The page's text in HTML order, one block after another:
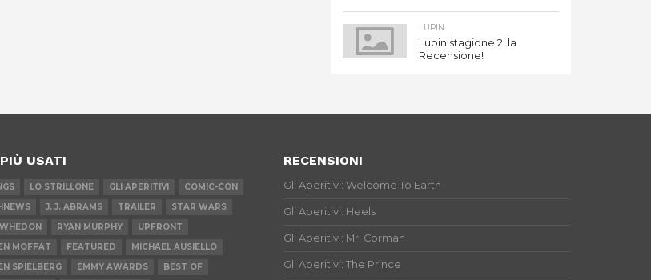
LUPIN
Lupin stagione 2: la
Recensione!
USATI
LO STRILLONE GLI APERITIVI
COMIC-CON
J. J. ABRAMS TRAILER
STAR WARS
RYAN MURPHY
UPFRONT
MOFFAT
FEATURED
MICHAEL AUSIELLO
SPIELBERG
EMMY AWARDS BEST OF
RECENSIONI
Gli Aperitivi: Welcome To Earth
Gli Aperitivi: Heels
Gli Aperitivi: Mr. Corman
Gli Aperitivi: The Prince